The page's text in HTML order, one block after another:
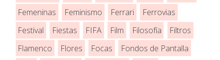
Femeninas Feminismo Ferrari
Ferrovias
Festival
Fiestas FIFA Film Filosofía
Filtros
Flamenco
Flores Focas
Fondos de Pantalla